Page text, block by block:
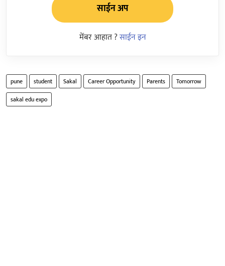
साईन अप
मेंबर आहात ?साईन इन
pune student Sakal Career Opportunity Parents
Tomorrow
sakal edu expo